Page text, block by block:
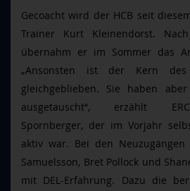
Gecoacht wird der HCB seit
Trainer Kurt Kleinendorst.
übernahm er im Sommer das
„Ansonsten ist der Kern des
gleichgeblieben. Sie haben
ausgetauscht“, erzählt
Spornberger, der im Vorjahr
aktiv war. Bei den
Samuelsson, Bret Pollock und
mit DEL-Erfahrung. Dazu die